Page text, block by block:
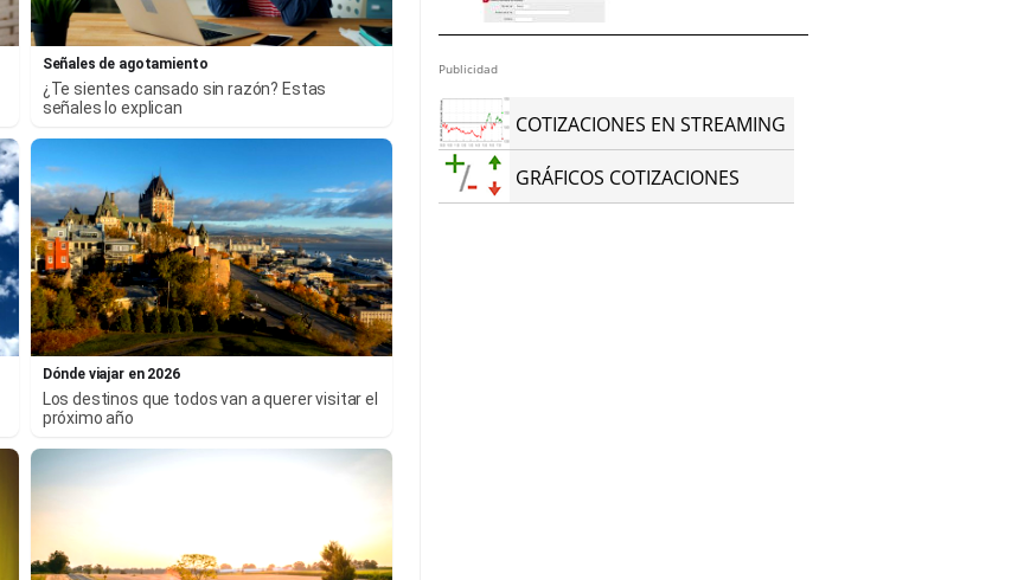
Señales de agotamiento
¿Te sientes cansado sin razón? Estas
señales lo explican
Dónde viajar en 2026
Los destinos que todos van a querer visitar el
próximo año
Publicidad
COTIZACIONES EN STREAMING
GRÁFICOS COTIZACIONES